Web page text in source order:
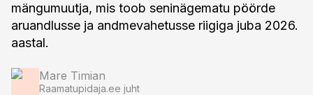
mängumuutja, mis toob seninägematu pöörde
aruandlusse ja andmevahetusse riigiga juba 2026.
aastal.
Mare Timian
Raamatupidaja.ee juht